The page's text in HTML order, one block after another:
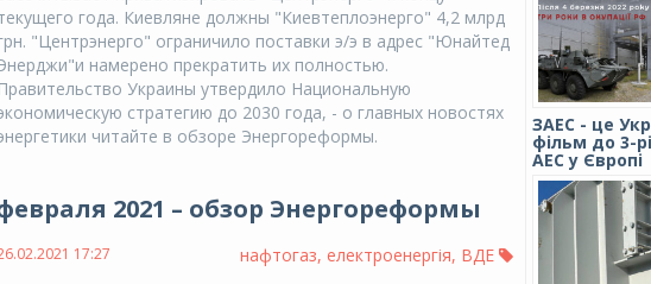
года. Киевляне должны "Киевтеплоэнерго" 4,2 млрд
"Центрэнерго" ограничило поставки э/э в адрес "Юнайтед
намерено прекратить их полностью.
Правительство Украины утвердило Национальную
стратегию до 2030 года, - о главных новостях
читайте в обзоре Энергореформы.
2021 – обзор Энергореформы
17:27 нафтогаз, електроенергія, ВДЕ
ЗАЕС - це
фільм до 3-
АЕС у Європі